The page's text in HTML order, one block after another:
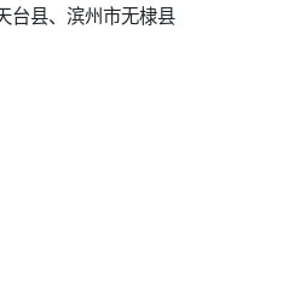
台县、滨州市无棣县